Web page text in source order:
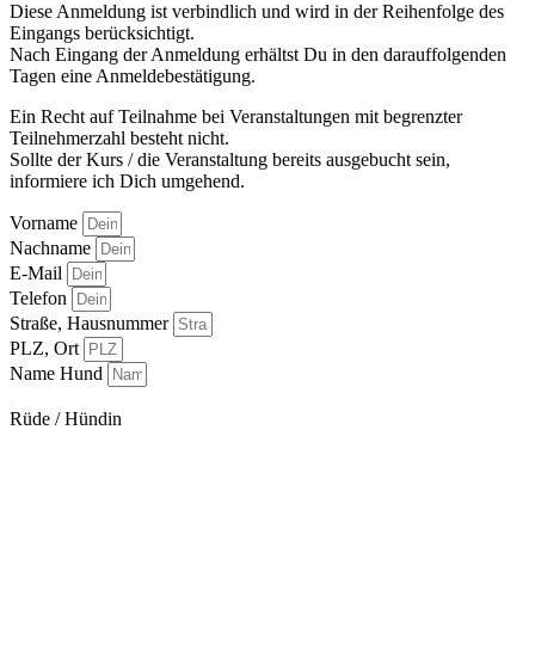
Diese Anmeldung ist verbindlich und wird in der Reihenfolge des
Eingangs berücksichtigt.
Nach Eingang der Anmeldung erhältst Du in den darauffolgenden
Tagen eine Anmeldebestätigung.
Ein Recht auf Teilnahme bei Veranstaltungen mit begrenzter
Teilnehmerzahl besteht nicht.
Sollte der Kurs / die Veranstaltung bereits ausgebucht sein,
informiere ich Dich umgehend.
Vorname
Nachname
E-Mail
Telefon
Straße, Hausnummer
PLZ, Ort
Name Hund
Rüde / Hündin